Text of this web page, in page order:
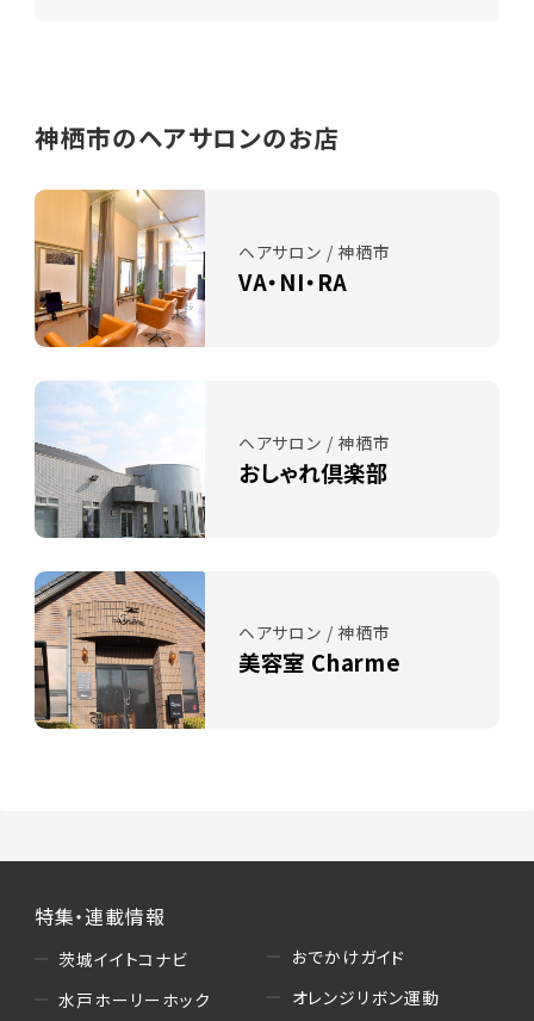
神栖市のヘアサロンのお店
ヘアサロン / 神栖市
VA・NI・RA
ヘアサロン / 神栖市
おしゃれ倶楽部
ヘアサロン / 神栖市
美容室 Charme
特集・連載情報
茨城イイトコナビ
水戸ホーリーホック
おでかけガイド
オレンジリボン運動